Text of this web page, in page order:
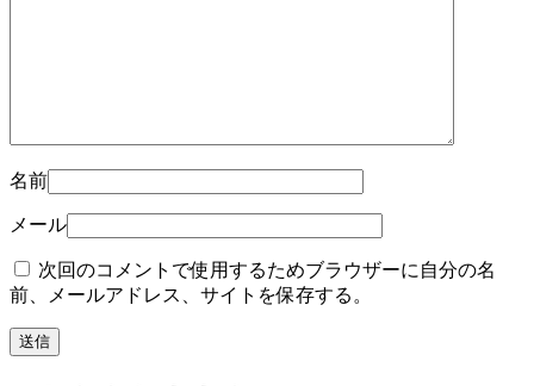
名前
メール
次回のコメントで使用するためブラウザーに自分の名
前、メールアドレス、サイトを保存する。